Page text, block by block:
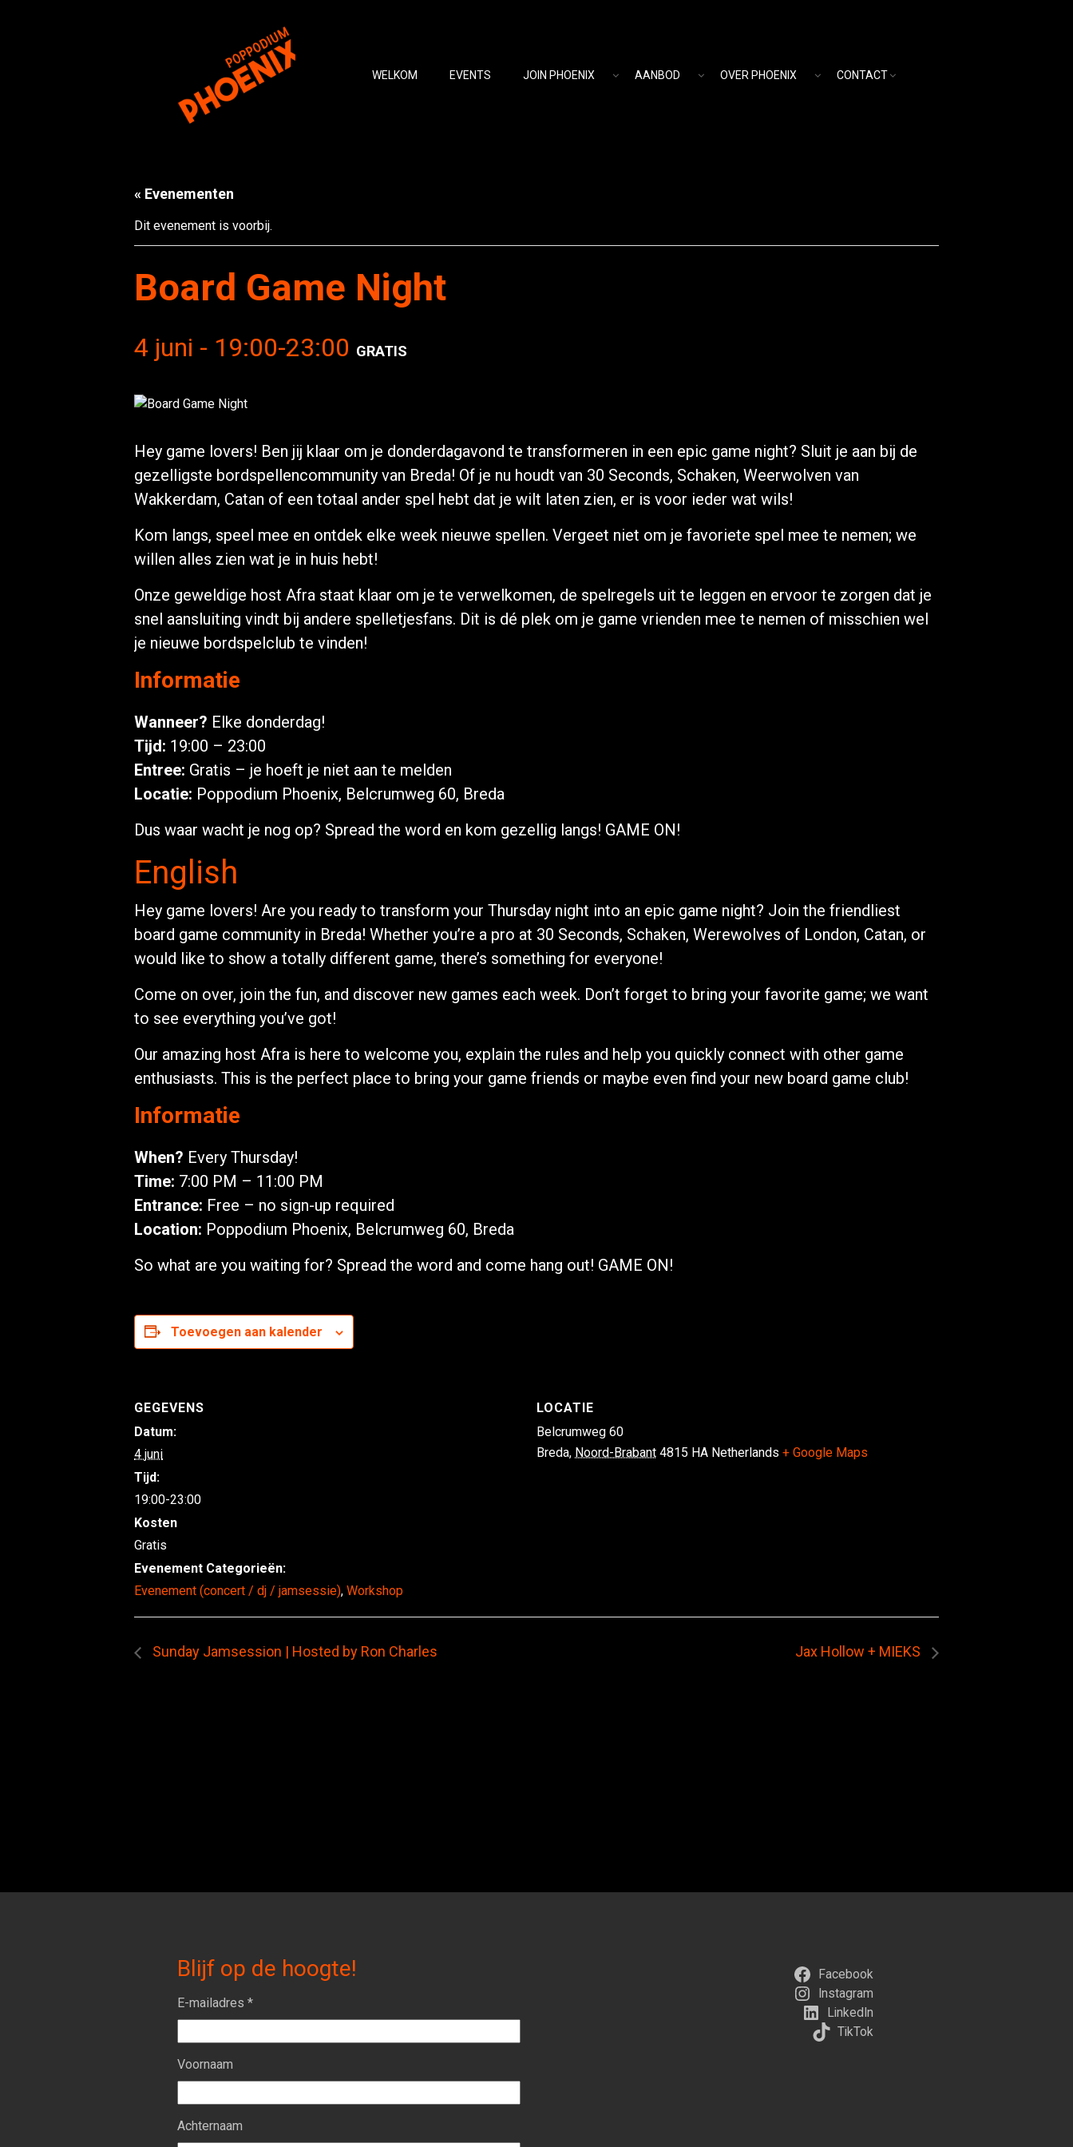
WELKOM EVENTS JOIN PHOENIX AANBOD OVER PHOENIX CONTACT
« Evenementen
Dit evenement is voorbij.
Board Game Night
4 juni - 19:00-23:00 GRATIS
Hey game lovers! Ben jij klaar om je donderdagavond te transformeren in een epic game night? Sluit je aan bij de
gezelligste bordspellencommunity van Breda! Of je nu houdt van 30 Seconds, Schaken, Weerwolven van
Wakkerdam, Catan of een totaal ander spel hebt dat je wilt laten zien, er is voor ieder wat wils!
Kom langs, speel mee en ontdek elke week nieuwe spellen. Vergeet niet om je favoriete spel mee te nemen; we
willen alles zien wat je in huis hebt!
Onze geweldige host Afra staat klaar om je te verwelkomen, de spelregels uit te leggen en ervoor te zorgen dat je
snel aansluiting vindt bij andere spelletjesfans. Dit is dé plek om je game vrienden mee te nemen of misschien wel
je nieuwe bordspelclub te vinden!
Informatie
Wanneer? Elke donderdag!
Tijd: 19:00 – 23:00
Entree: Gratis – je hoeft je niet aan te melden
Locatie: Poppodium Phoenix, Belcrumweg 60, Breda
Dus waar wacht je nog op? Spread the word en kom gezellig langs! GAME ON!
English
Hey game lovers! Are you ready to transform your Thursday night into an epic game night? Join the friendliest
board game community in Breda! Whether you’re a pro at 30 Seconds, Schaken, Werewolves of London, Catan, or
would like to show a totally different game, there’s something for everyone!
Come on over, join the fun, and discover new games each week. Don’t forget to bring your favorite game; we want
to see everything you’ve got!
Our amazing host Afra is here to welcome you, explain the rules and help you quickly connect with other game
enthusiasts. This is the perfect place to bring your game friends or maybe even find your new board game club!
Informatie
When? Every Thursday!
Time: 7:00 PM – 11:00 PM
Entrance: Free – no sign-up required
Location: Poppodium Phoenix, Belcrumweg 60, Breda
So what are you waiting for? Spread the word and come hang out! GAME ON!
Toevoegen aan kalender
GEGEVENS
Datum:
4 juni
Tijd:
19:00-23:00
Kosten
Gratis
Evenement Categorieën:
Evenement (concert / dj / jamsessie), Workshop
LOCATIE
Belcrumweg 60
Breda, Noord-Brabant 4815 HA Netherlands + Google Maps
Sunday Jamsession | Hosted by Ron Charles Jax Hollow + MIEKS
Blijf op de hoogte!
E-mailadres *
Voornaam
Achternaam
Facebook
Instagram
LinkedIn
TikTok